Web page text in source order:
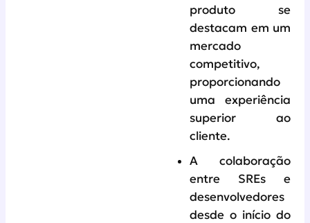
produto se
destacam em um
mercado
competitivo,
proporcionando
uma experiência
superior ao
cliente.
A colaboração
entre SREs e
desenvolvedores
desde o início do